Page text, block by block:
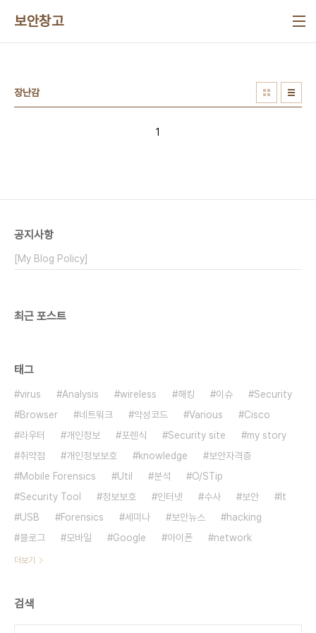
보안창고
장난감
1
공지사항
[My Blog Policy]
최근 포스트
태그
virus Analysis wireless 해킹 이슈
Security
Browser
네트워크 악성코드 Various
Cisco
라우터
개인정보 포렌식 Security site
my story
취약점
개인정보보호 knowledge
보안자격증
Mobile Forensics
Util 분석
O/STip
Security Tool
정보보호 인터넷 수사 보안
It
USB
Forensics 세미나 보안뉴스
hacking
블로그
모바일 Google 아이폰 network
더보기
검색